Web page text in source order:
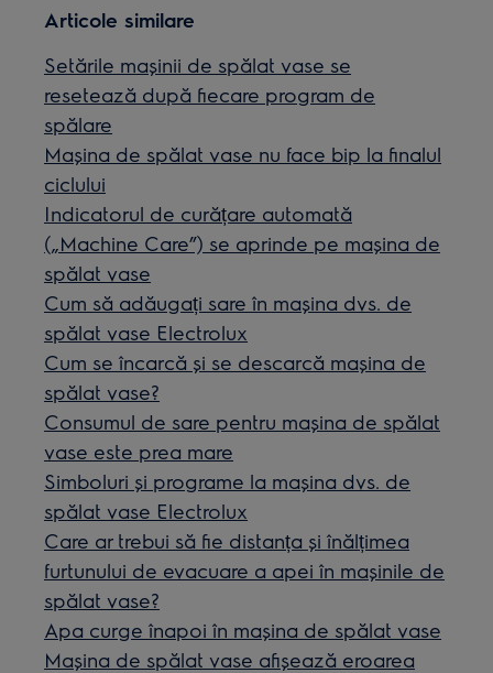
Articole similare
Setările mașinii de spălat vase se
resetează după fiecare program de
spălare
Mașina de spălat vase nu face bip la finalul
ciclului
Indicatorul de curățare automată
(„Machine Care”) se aprinde pe mașina de
spălat vase
Cum să adăugați sare în mașina dvs. de
spălat vase Electrolux
Cum se încarcă și se descarcă mașina de
spălat vase?
Consumul de sare pentru mașina de spălat
vase este prea mare
Simboluri și programe la mașina dvs. de
spălat vase Electrolux
Care ar trebui să fie distanța și înălțimea
furtunului de evacuare a apei în mașinile de
spălat vase?
Apa curge înapoi în mașina de spălat vase
Maşina de spălat vase afişează eroarea